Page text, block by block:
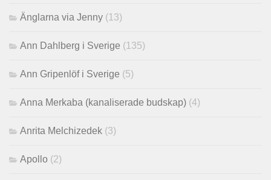
Änglarna via Jenny (13)
Ann Dahlberg i Sverige (135)
Ann Gripenlöf i Sverige (5)
Anna Merkaba (kanaliserade budskap) (4)
Anrita Melchizedek (3)
Apollo (2)